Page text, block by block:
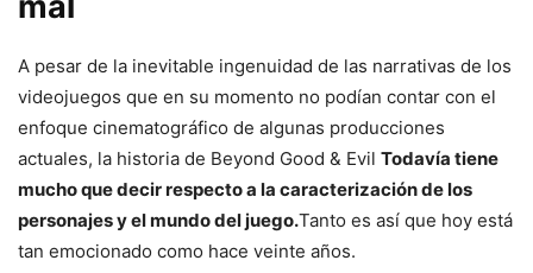
A pesar de la inevitable ingenuidad de las narrativas de los
videojuegos que en su momento no podían contar con el
enfoque cinematográfico de algunas producciones
actuales, la historia de Beyond Good & Evil Todavía tiene
mucho que decir respecto a la caracterización de los
personajes y el mundo del juego.Tanto es así que hoy está
tan emocionado como hace veinte años.